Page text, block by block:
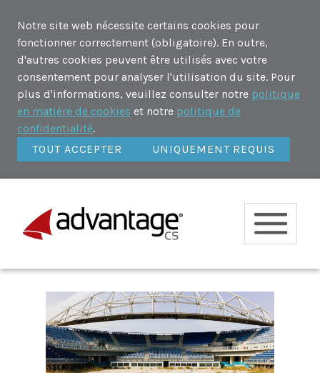
Notre site web nécessite certains cookies pour
fonctionner correctement (obligatoire). En outre,
d'autres cookies peuvent être utilisés avec votre
consentement pour analyser l'utilisation du site. Pour
plus d'informations, veuillez consulter notre politique
en matière de cookies et notre politique de
confidentialité.
TOUT ACCEPTER
UNIQUEMENT REQUIS